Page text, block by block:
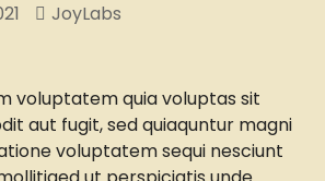
JoyLabs
voluptatem quia voluptas sit
aut fugit, sed quiaquntur magni
voluptatem sequi nesciunt